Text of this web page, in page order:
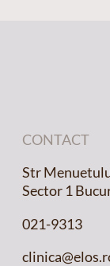
CONTACT
Str
Sector 1
021-9313